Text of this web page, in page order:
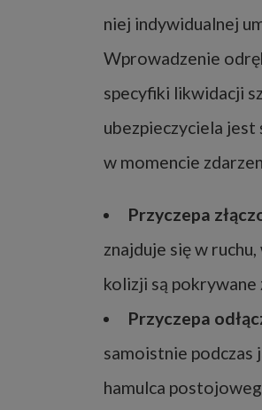
niej indywidualnej
Wprowadzenie
specyfiki likwidacji
ubezpieczyciela jest
w momencie
Przyczepa
znajduje się w
kolizji są pokrywane
Przyczepa
samoistnie podczas
hamulca